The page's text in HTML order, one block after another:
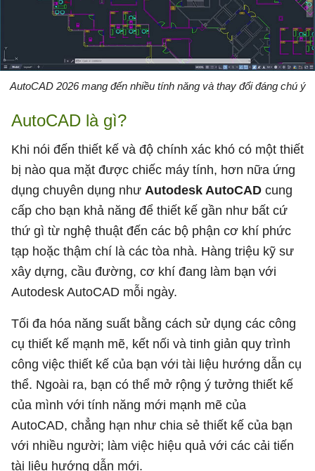
AutoCAD 2026 mang đến nhiều tính năng và thay đổi đáng chú ý
AutoCAD là gì?
Khi nói đến thiết kế và độ chính xác khó có một thiết
bị nào qua mặt được chiếc máy tính, hơn nữa ứng
dụng chuyên dụng như Autodesk AutoCAD cung
cấp cho bạn khả năng để thiết kế gần như bất cứ
thứ gì từ nghệ thuật đến các bộ phận cơ khí phức
tạp hoặc thậm chí là các tòa nhà. Hàng triệu kỹ sư
xây dựng, cầu đường, cơ khí đang làm bạn với
Autodesk AutoCAD mỗi ngày.
Tối đa hóa năng suất bằng cách sử dụng các công
cụ thiết kế mạnh mẽ, kết nối và tinh giản quy trình
công việc thiết kế của bạn với tài liệu hướng dẫn cụ
thể. Ngoài ra, bạn có thể mở rộng ý tưởng thiết kế
của mình với tính năng mới mạnh mẽ của
AutoCAD, chẳng hạn như chia sẻ thiết kế của bạn
với nhiều người; làm việc hiệu quả với các cải tiến
tài liệu hướng dẫn mới.